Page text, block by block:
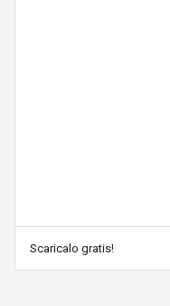
Scaricalo gratis!